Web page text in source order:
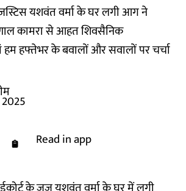
यशवंत वर्मा के घर लगी आग ने
कामरा से आहत शिवसैनिक
हम हफ्तेभर के बवालों और सवालों पर चर्चा
Read in app